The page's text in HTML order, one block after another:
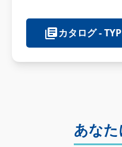
カタログ -
あな